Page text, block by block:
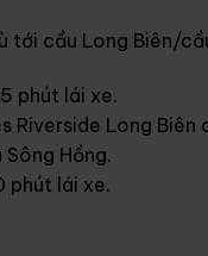
cầu Long Biên/
phút lái xe.
Riverside Long Biên
Hồng.
phút lái xe.